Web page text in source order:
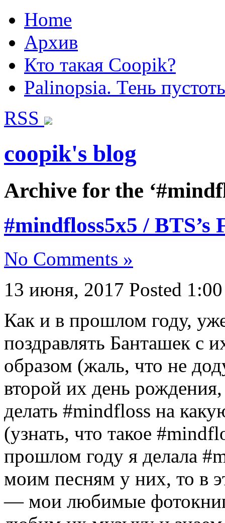
Home
Архив
Кто такая Coopik?
Palinopsia. Тень
RSS
coopik's blog
Archive for the
#mindfloss5x5 /
No Comments »
13 июня, 2017 Posted
Как и в прошлом году,
поздравлять Банташек с
образом (жаль, что не
второй их день
делать #mindfloss на
(узнать, что такое
прошлом году я делала
моим песням у них, то в
— мои любимые